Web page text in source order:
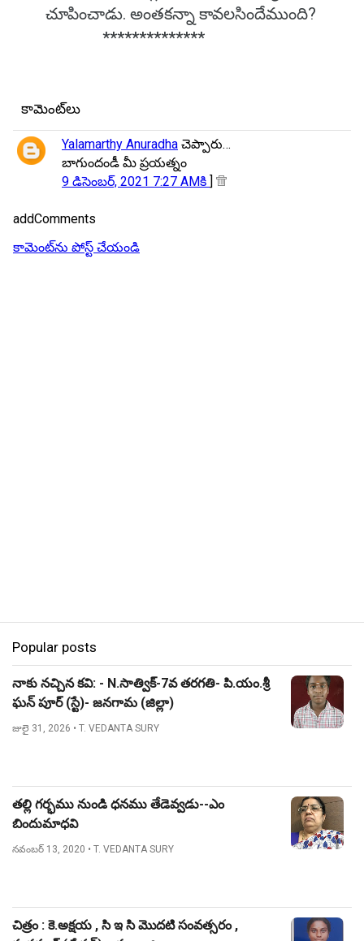
చూపించాడు. అంతకన్నా కావలసిందేముంది?
**************
కామెంట్‌లు
Yalamarthy Anuradha చెప్పారు…
బాగుందండీ మీ ప్రయత్నం
9 డిసెంబర్, 2021 7:27 AMకి ]
addComments
కామెంట్‌ను పోస్ట్ చేయండి
Popular posts
నాకు నచ్చిన కవి: - N.సాత్విక్-7వ తరగతి- పి.యం.శ్రీ
ఘన్ పూర్ (స్టే)- జనగామ (జిల్లా)
జులై 31, 2026 • T. VEDANTA SURY
తల్లి గర్భము నుండి ధనము తేడెవ్వడు--ఎం
బిందుమాధవి
నవంబర్ 13, 2020 • T. VEDANTA SURY
చిత్రం : కె.అక్షయ , సి ఇ సి మొదటి సంవత్సరం ,